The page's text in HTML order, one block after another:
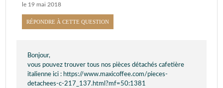
le 19 mai 2018
RÉPONDRE À CETTE QUESTION
Bonjour,
vous pouvez trouver tous nos pièces détachés cafetière
italienne ici : https://www.maxicoffee.com/pieces-
detachees-c-217_137.html?mf=50:1381